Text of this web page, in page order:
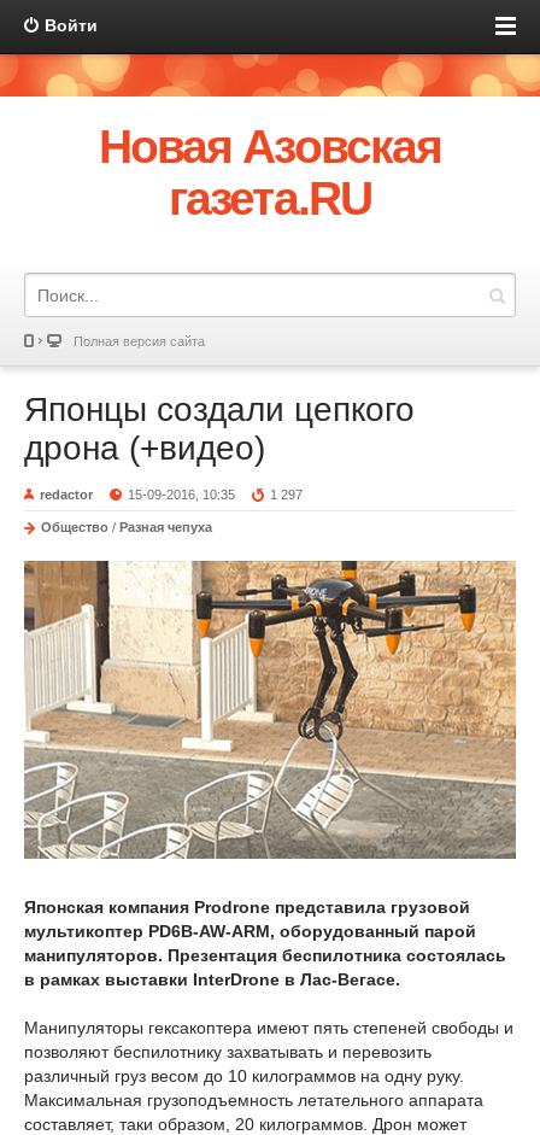
Войти
Новая Азовская
газета.RU
Полная версия сайта
Японцы создали цепкого
дрона (+видео)
redactor 15-09-2016, 10:35 1 297
Общество / Разная чепуха
Японская компания Prodrone представила грузовой
мультикоптер PD6B-AW-ARM, оборудованный парой
манипуляторов. Презентация беспилотника состоялась
в рамках выставки InterDrone в Лас-Вегасе.
Манипуляторы гексакоптера имеют пять степеней свободы и
позволяют беспилотнику захватывать и перевозить
различный груз весом до 10 килограммов на одну руку.
Максимальная грузоподъемность летательного аппарата
составляет, таки образом, 20 килограммов. Дрон может